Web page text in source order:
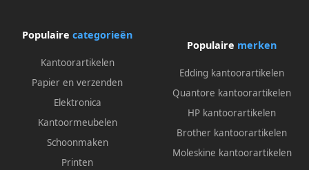
Populaire categorieën
Kantoorartikelen
Papier en verzenden
Elektronica
Kantoormeubelen
Schoonmaken
Printen
Populaire merken
Edding kantoorartikelen
Quantore kantoorartikelen
HP kantoorartikelen
Brother kantoorartikelen
Moleskine kantoorartikelen